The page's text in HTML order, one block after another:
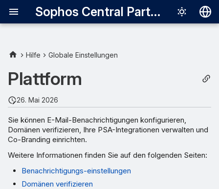
Sophos Central Partner
Italiano
日本語
Português
Hilfe Globale Einstellungen
Plattform
26. Mai 2026
Sie können E-Mail-Benachrichtigungen konfigurieren,
Domänen verifizieren, Ihre PSA-Integrationen verwalten und
Co-Branding einrichten.
Weitere Informationen finden Sie auf den folgenden Seiten:
Benachrichtigungs-einstellungen
Domänen verifizieren